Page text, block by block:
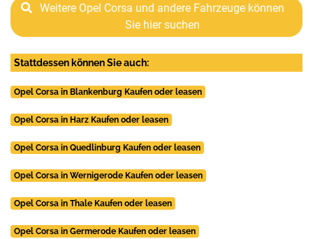
Weitere Opel Corsa und andere Fahrzeuge können
Sie hier suchen
Stattdessen können Sie auch:
Opel Corsa in Blankenburg Kaufen oder leasen
Opel Corsa in Harz Kaufen oder leasen
Opel Corsa in Quedlinburg Kaufen oder leasen
Opel Corsa in Wernigerode Kaufen oder leasen
Opel Corsa in Thale Kaufen oder leasen
Opel Corsa in Germerode Kaufen oder leasen